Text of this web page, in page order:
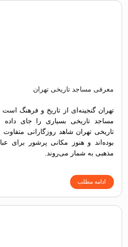
معرفی مساجد تاریخی تهران
تهران گنجینه‌ای از تاریخ و فرهنگ
مساجد تاریخی بسیاری را جای
تاریخی تهران شاهد روزگارانی متفاوت
بوده‌اند و هنوز مکانی پرشور برای
مذهبی به شمار می‌روند.
ادامه مطلب